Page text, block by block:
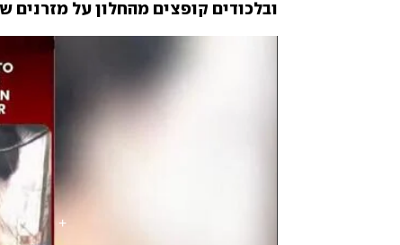
ובלכודים קופצים מהחלון על מזרנים